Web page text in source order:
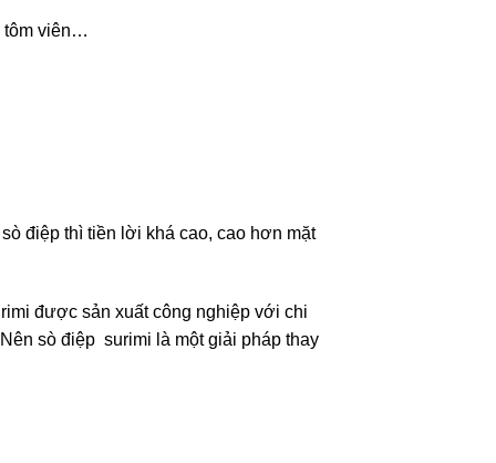
tôm viên…
điệp thì tiền lời khá cao, cao hơn mặt
được sản xuất công nghiệp với chi
sò điệp surimi là một giải pháp thay